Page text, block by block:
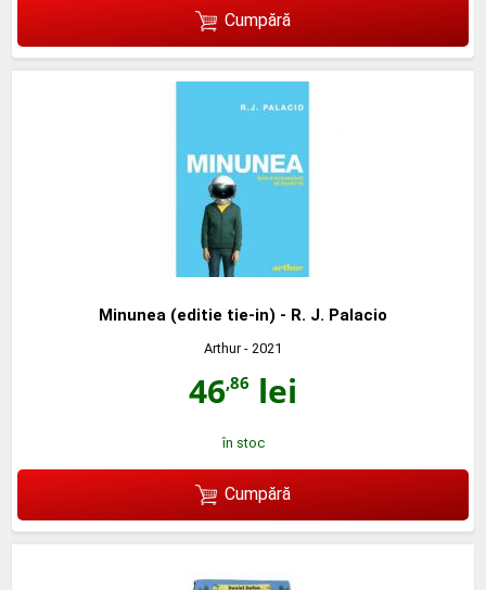
Cumpără
Minunea (editie tie-in) - R. J. Palacio
Arthur - 2021
46,86 lei
în stoc
Cumpără